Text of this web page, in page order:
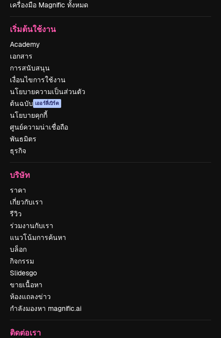
เครื่องมือ Magnific ทั้งหมด
เริ่มต้นใช้งาน
Academy
เอกสาร
การสนับสนุน
เงื่อนไขการใช้งาน
นโยบายความเป็นส่วนตัว
ต้นฉบับ เออร์ลี่เบิร์ด
นโยบายคุกกี้
ศูนย์ความน่าเชื่อถือ
พันธมิตร
ธุรกิจ
บริษัท
ราคา
เกี่ยวกับเรา
รีวิว
ร่วมงานกับเรา
แนวโน้มการค้นหา
บล็อก
กิจกรรม
Slidesgo
ขายเนื้อหา
ห้องแถลงข่าว
กำลังมองหา magnific.ai
ติดต่อเรา